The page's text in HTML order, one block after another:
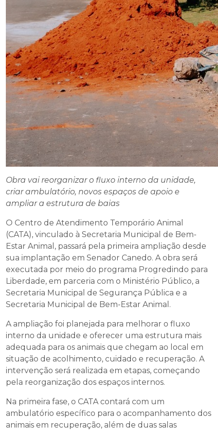
Obra vai reorganizar o fluxo interno da unidade,
criar ambulatório, novos espaços de apoio e
ampliar a estrutura de baias
O Centro de Atendimento Temporário Animal
(CATA), vinculado à Secretaria Municipal de Bem-
Estar Animal, passará pela primeira ampliação desde
sua implantação em Senador Canedo. A obra será
executada por meio do programa Progredindo para
Liberdade, em parceria com o Ministério Público, a
Secretaria Municipal de Segurança Pública e a
Secretaria Municipal de Bem-Estar Animal.
A ampliação foi planejada para melhorar o fluxo
interno da unidade e oferecer uma estrutura mais
adequada para os animais que chegam ao local em
situação de acolhimento, cuidado e recuperação. A
intervenção será realizada em etapas, começando
pela reorganização dos espaços internos.
Na primeira fase, o CATA contará com um
ambulatório específico para o acompanhamento dos
animais em recuperação, além de duas salas